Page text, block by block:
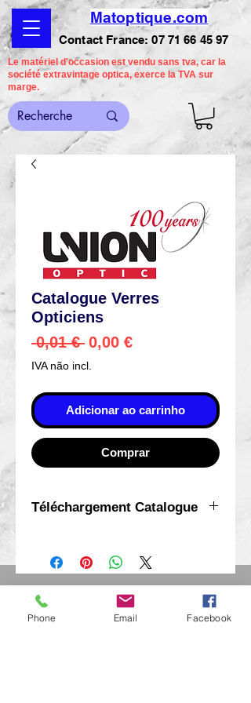
Matoptique.com
Contact France:07 71 66 45 97
Le matériel d'occasion est vendu sans tva, car la
société extravintage optica, exerce la TVA sur
marge.
Catalogue Verres
Opticiens
0,01 € Preço
normal
0,00 €Preço
IVA não incl.
Adicionar ao carrinho
Comprar
Téléchargement Catalogue
vous devez valider un
paiement à Zero Euro
Eurl Extravintage Optica
46 Av Pierre Mendes France
Phone Email Facebook